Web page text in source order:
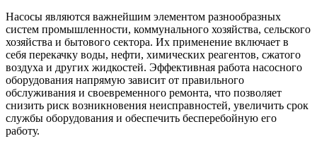
Насосы являются важнейшим элементом разнообразных
систем промышленности, коммунального хозяйства, сельского
хозяйства и бытового сектора. Их применение включает в
себя перекачку воды, нефти, химических реагентов, сжатого
воздуха и других жидкостей. Эффективная работа насосного
оборудования напрямую зависит от правильного
обслуживания и своевременного ремонта, что позволяет
снизить риск возникновения неисправностей, увеличить срок
службы оборудования и обеспечить бесперебойную его
работу.